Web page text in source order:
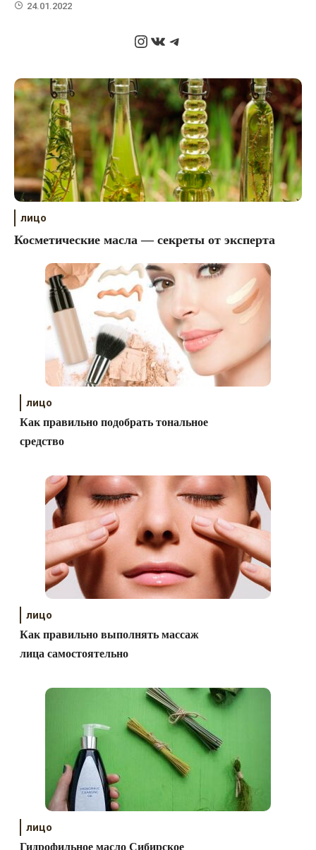
24.01.2022
Instagram
ВКонтакте
Telegram
лицо
Косметические масла — секреты от эксперта
лицо
Как правильно подобрать тональное
средство
лицо
Как правильно выполнять массаж
лица самостоятельно
лицо
Гидрофильное масло Сибирское